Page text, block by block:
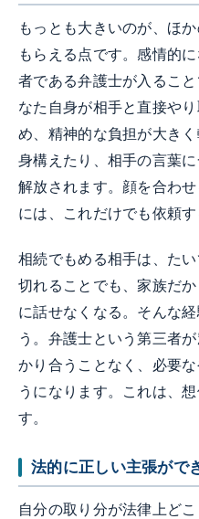
もっとも大きいのが、ほ
もらえる点です。感情的
者である弁護士が入るこ
なた自身が相手と直接や
め、精神的な負担が大き
身構えたり、相手の言葉
解放されます。顔を合わ
には、これだけでも依頼す
相続でもめる相手は、た
切れることでも、家族だ
に話せなくなる。そんな
う。弁護士という第三者
かり合うことなく、必要
うになります。これは、
す。
法的に正しい主張がで
自分の取り分が法律上ど